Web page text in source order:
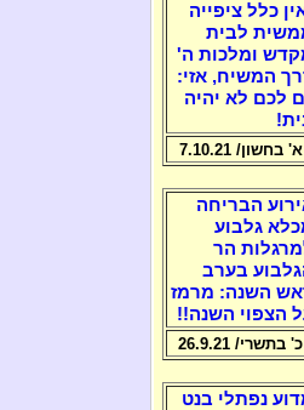
כלל ציפייה
לבית
ומלכות ה'
המשיח, אזי:
לכם לא יהיה
א' בחשון/ 7.10.21
הבריחה
גלבוע
הר
בערב
השנה: מרמז
הצפוי השנה!!
כ' בתשרי/ 26.9.21
נפתלי בנט